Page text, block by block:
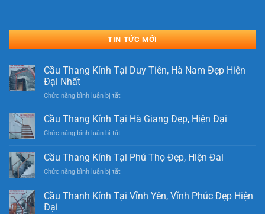
TIN TỨC MỚI
Cầu Thang Kính Tại Duy Tiên, Hà Nam Đẹp Hiện
Đại Nhất
Chức năng bình luận bị tắt
Thang
Kính
Tại
Tiên,
Nam
Hiện
Cầu Thang Kính Tại Hà Giang Đẹp, Hiện Đại
Chức năng bình luận bị tắt
Thang
Kính
Tại
Giang
Đẹp,
Cầu Thang Kính Tại Phú Thọ Đẹp, Hiện Đai
Chức năng bình luận bị tắt
Thang
Kính
Cầu Thanh Kính Tại Vĩnh Yên, Vĩnh Phúc Đẹp Hiện
Đại